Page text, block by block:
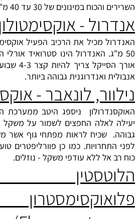
השרירים והכוח במינונים של 30 עד 40 מ"ג ליום.
אנדרול -
האנדרול מכיל את הרכיב הפעיל
50 מ"ג. האנדרול הינו סטרואיד אורלי הניגזר
אורך
אנבולית ואנדרוגנית גבוהה ביותר.
נילוור, לונאבר -
האוקסנדרולון ניספג היטב ממערכת
יעילה לאלה החפצים לשמור על משקל
גבוהה. שכיח לראות מפתחי גוף אשר
לפני התחרויות. כמו כן פוורליפטרים
כוח רב אל ללא עודפי משקל - נוזלים.